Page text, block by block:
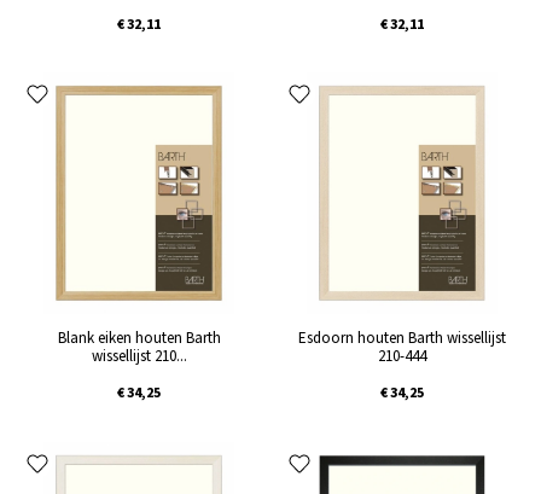
€ 32,11 € 32,11
Blank eiken houten Barth
wissellijst 210...
€ 34,25
Esdoorn houten Barth wissellijst
210-444
€ 34,25